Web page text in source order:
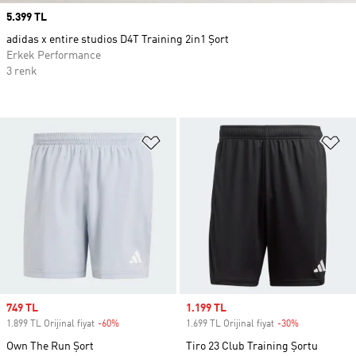
Favori Listesine Ekle
Sale price
749 TL
1.899 TL Orijinal fiyat -60%
Own The Run Şort
Sale price
1.199 TL
1.699 TL Orijinal fiyat -30%
Tiro 23 Club Training Şortu
Price
5.399 TL
adidas x entire studios D4T Training 2in1 Şort
Erkek Performance
3 renk